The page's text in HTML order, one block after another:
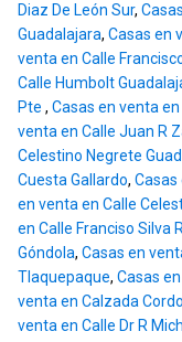
Diaz De León Sur,
Guadalajara, Casas en
venta en Calle
Calle Humbolt
Pte , Casas en venta
venta en Calle Juan R
Celestino Negrete
Cuesta Gallardo, Casas
en venta en Calle
en Calle Franciso Silva
Góndola, Casas en
Tlaquepaque, Casas
venta en Calzada
venta en Calle Dr R